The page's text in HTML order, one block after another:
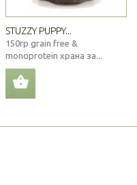
STUZZY PUPPY...
150гр grain free &
monoprotein храна за...